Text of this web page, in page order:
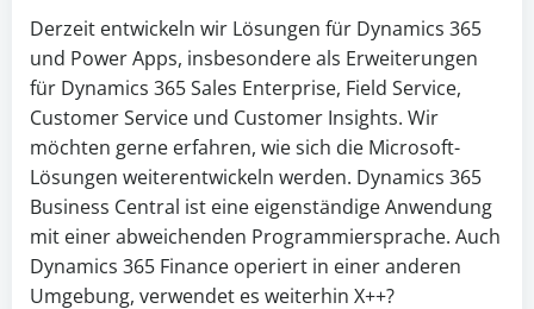
Derzeit entwickeln wir Lösungen für Dynamics 365
und Power Apps, insbesondere als Erweiterungen
für Dynamics 365 Sales Enterprise, Field Service,
Customer Service und Customer Insights. Wir
möchten gerne erfahren, wie sich die Microsoft-
Lösungen weiterentwickeln werden. Dynamics 365
Business Central ist eine eigenständige Anwendung
mit einer abweichenden Programmiersprache. Auch
Dynamics 365 Finance operiert in einer anderen
Umgebung, verwendet es weiterhin X++?